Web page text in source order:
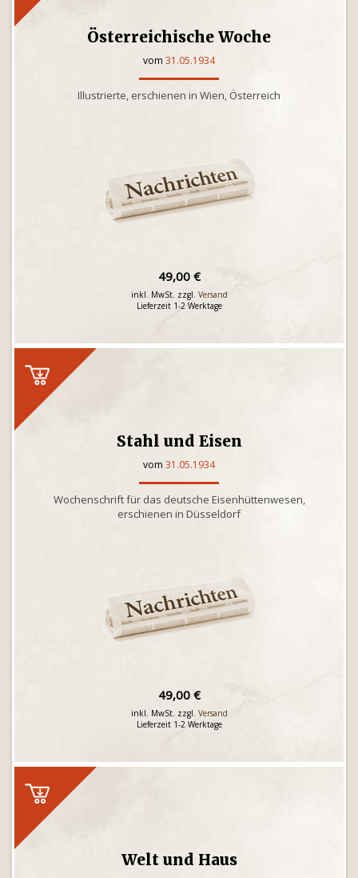
Österreichische Woche
vom 31.05.1934
Illustrierte, erschienen in Wien, Österreich
49,00 €
inkl. MwSt. zzgl. Versand
Lieferzeit 1-2 Werktage
Stahl und Eisen
vom 31.05.1934
Wochenschrift für das deutsche Eisenhüttenwesen,
erschienen in Düsseldorf
49,00 €
inkl. MwSt. zzgl. Versand
Lieferzeit 1-2 Werktage
Welt und Haus